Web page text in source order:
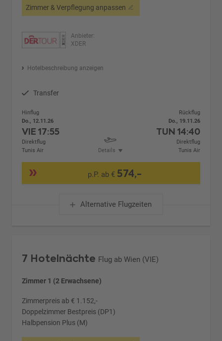
Zimmer & Verpflegung anpassen
Anbieter:
XDER
Hotelbeschreibung anzeigen
Transfer
Hinflug
Do., 12.11.26
VIE17:55
Direktflug
Tunis Air
Details
Rückflug
Do., 19.11.26
TUN 14:40
Direktflug
Tunis Air
p.P. ab € 574,-
Alternative Flugzeiten
7 Hotelnächte Flug ab Wien (VIE)
Zimmer 1 (2 Erwachsene)
Zimmerpreis ab € 1.152,-
Doppelzimmer Bestpreis (DP1)
Halbpension Plus (M)